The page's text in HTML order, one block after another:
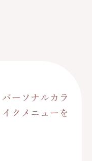
ーソナルカラ
クメニューを